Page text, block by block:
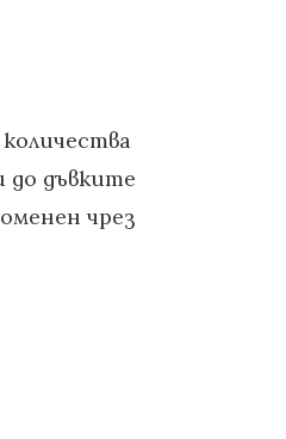
до дъвките
чрез